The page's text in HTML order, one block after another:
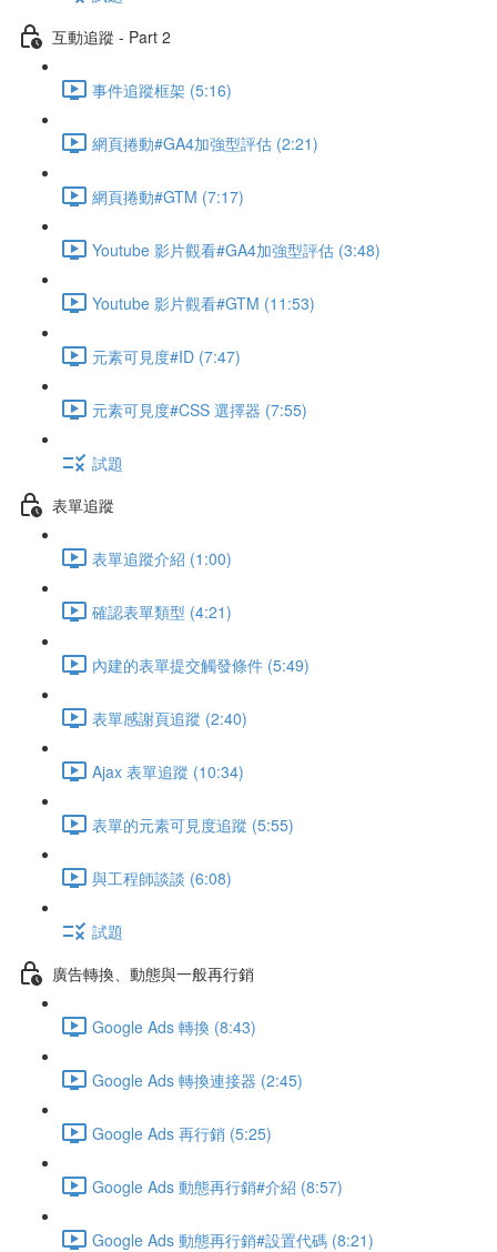
互動追蹤 - Part 2
事件追蹤框架 (5:16)
網頁捲動#GA4加強型評估 (2:21)
網頁捲動#GTM (7:17)
Youtube 影片觀看#GA4加強型評估 (3:48)
Youtube 影片觀看#GTM (11:53)
元素可見度#ID (7:47)
元素可見度#CSS 選擇器 (7:55)
試題
表單追蹤
表單追蹤介紹 (1:00)
確認表單類型 (4:21)
內建的表單提交觸發條件 (5:49)
表單感謝頁追蹤 (2:40)
Ajax 表單追蹤 (10:34)
表單的元素可見度追蹤 (5:55)
與工程師談談 (6:08)
試題
廣告轉換、動態與一般再行銷
Google Ads 轉換 (8:43)
Google Ads 轉換連接器 (2:45)
Google Ads 再行銷 (5:25)
Google Ads 動態再行銷#介紹 (8:57)
Google Ads 動態再行銷#設置代碼 (8:21)